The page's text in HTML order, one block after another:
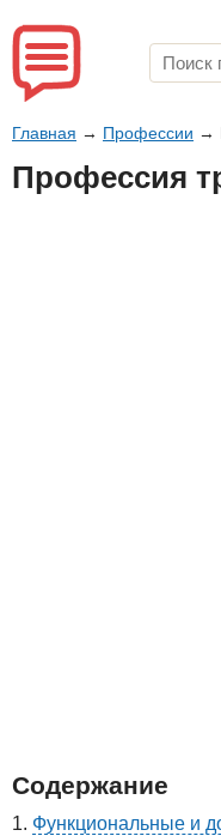
Главная → Профессии →
Профессия
Содержание
Функциональные и